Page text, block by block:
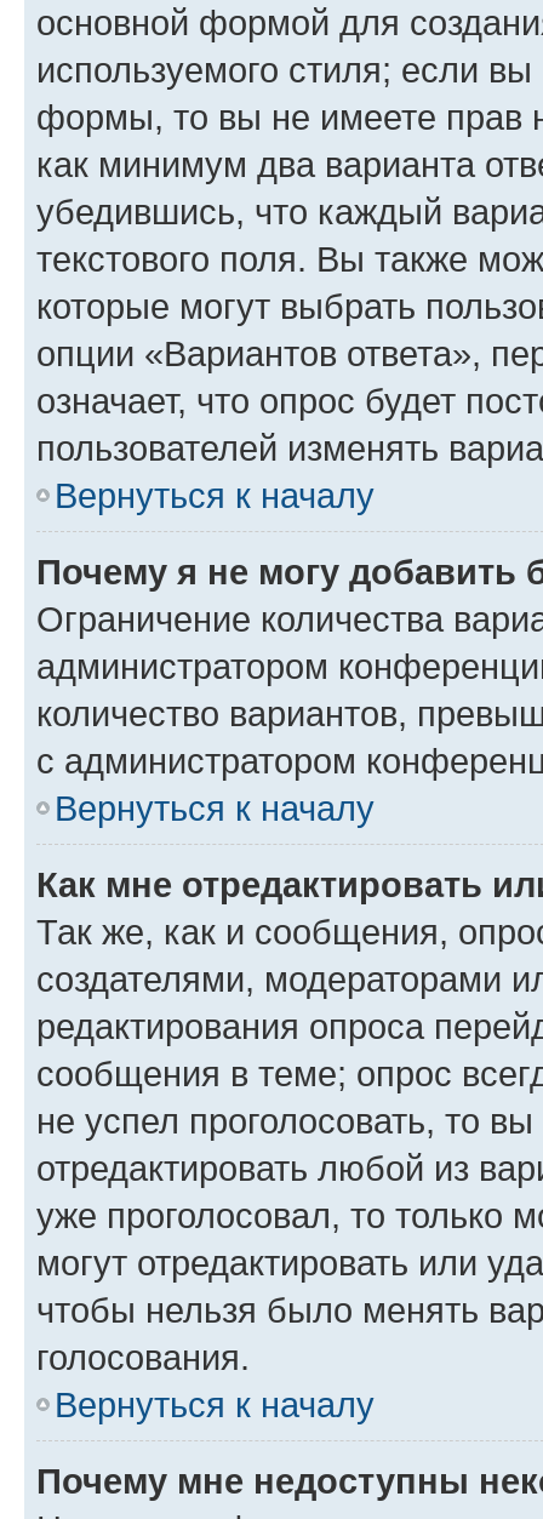
основной формой для
используемого стиля; если
формы, то вы не имеете прав
как минимум два варианта
убедившись, что каждый
текстового поля. Вы также
которые могут выбрать
опции «Вариантов ответа»,
означает, что опрос будет
пользователей изменять
Вернуться к началу
Почему я не могу добавить
Ограничение количества
администратором
количество вариантов,
с администратором
Вернуться к началу
Как мне отредактировать
Так же, как и сообщения,
создателями, модераторами
редактирования опроса
сообщения в теме; опрос
не успел проголосовать, то
отредактировать любой из
уже проголосовал, то только
могут отредактировать или
чтобы нельзя было менять
голосования.
Вернуться к началу
Почему мне недоступны